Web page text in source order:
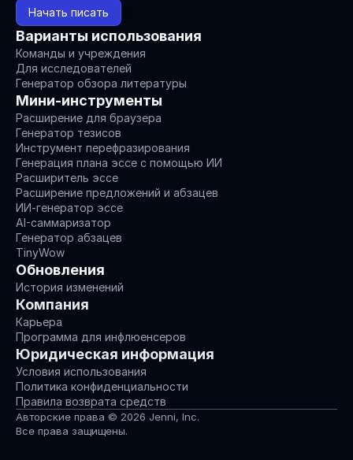
Начать писать
Варианты использования
Команды и учреждения
Для исследователей
Генератор обзора литературы
Мини-инструменты
Расширение для браузера
Генератор тезисов
Инструмент перефразирования
Генерация плана эссе с помощью ИИ
Расширитель эссе
Расширение предложений и абзацев
ИИ-генератор эссе
AI-саммаризатор
Генератор абзацев
TinyWow
Обновления
История изменений
Компания
Карьера
Программа для инфлюенсеров
Юридическая информация
Условия использования
Политика конфиденциальности
Правила возврата средств
Авторские права © 2026 Jenni, Inc.
Все права защищены.